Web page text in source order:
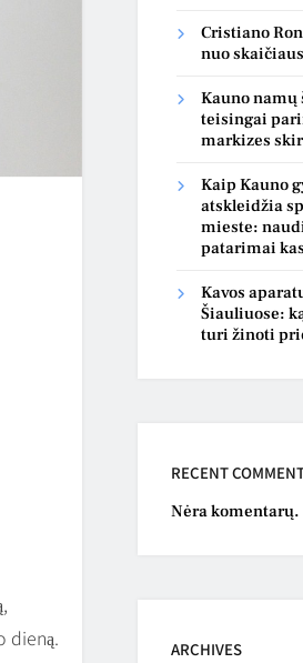
dieną.
Cristiano
nuo
Kauno
teisingai
markizes
Kaip Kauno
atskleidžia
mieste:
patarimai
Kavos
Šiauliuose:
turi žinoti
RECENT
Nėra komentarų.
ARCHIVES